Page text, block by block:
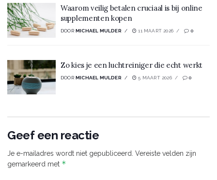
Waarom veilig betalen cruciaal is bij online
supplementen kopen
DOOR MICHAEL MULDER 11 MAART 2026 0
Zo kies je een luchtreiniger die echt werkt
DOOR MICHAEL MULDER 5 MAART 2026 0
Geef een reactie
Je e-mailadres wordt niet gepubliceerd. Vereiste velden zijn
gemarkeerd met *